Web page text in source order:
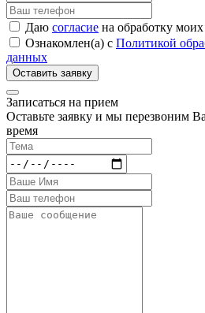
Даю согласие на обработку
Ознакомлен(а) с Политикой
данных
Записаться на прием
Оставьте заявку и мы перезвоним
время